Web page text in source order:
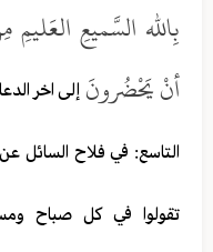
بِالله السَّميعِ
أنْ يَحْضُرونَ إلى اخر
التاسع: في فلاح السائل
تقولوا في كل صباح